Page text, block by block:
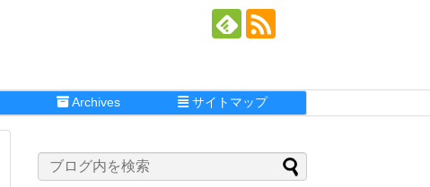
Archives サイトマップ